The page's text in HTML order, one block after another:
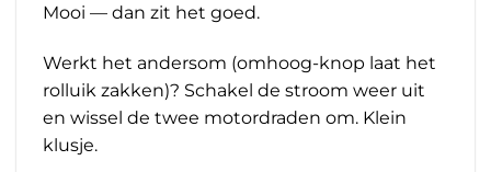
Mooi — dan zit het goed.
Werkt het andersom (omhoog-knop laat het
rolluik zakken)? Schakel de stroom weer uit
en wissel de twee motordraden om. Klein
klusje.